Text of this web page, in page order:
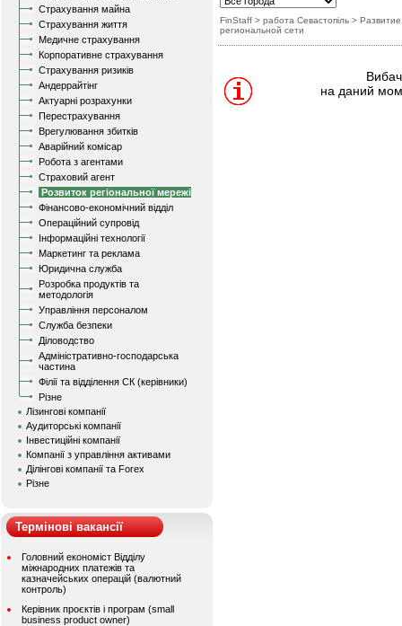
Страхування майна
Страхування життя
Медичне страхування
Корпоративне страхування
Страхування ризиків
Андеррайтінг
Актуарні розрахунки
Перестрахування
Врегулювання збитків
Аварійний комісар
Робота з агентами
Страховий агент
Розвиток регіональної мережі
Фінансово-економічний відділ
Операційний супровід
Інформаційні технології
Маркетинг та реклама
Юридична служба
Розробка продуктів та
методологія
Управління персоналом
Служба безпеки
Діловодство
Адміністративно-господарська
частина
Філії та відділення СК (керівники)
Різне
Лізингові компанії
Аудиторські компанії
Інвестиційні компанії
Компанії з управління активами
Ділінгові компанії та Forex
Різне
Термінові вакансії
Головний економіст Відділу
міжнародних платежів та
казначейських операцій (валютний
контроль)
Керівник проєктів і програм (small
business product owner)
FinStaff > работа Севастопіль > Развитие
региональной сети
на даний